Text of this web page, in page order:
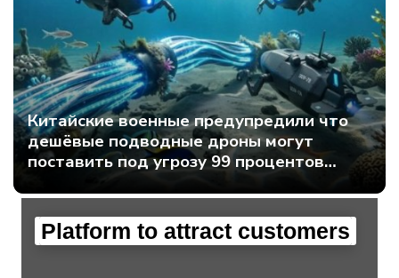
Китайские военные предупредили что
дешёвые подводные дроны могут
поставить под угрозу 99 процентов
мирового интернет-трафика - Интернет
технологии.
Platform to attract customers